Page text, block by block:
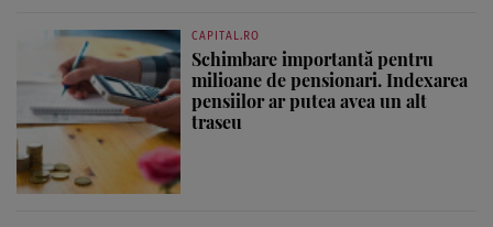
CAPITAL.RO
Schimbare importantă pentru
milioane de pensionari. Indexarea
pensiilor ar putea avea un alt
traseu